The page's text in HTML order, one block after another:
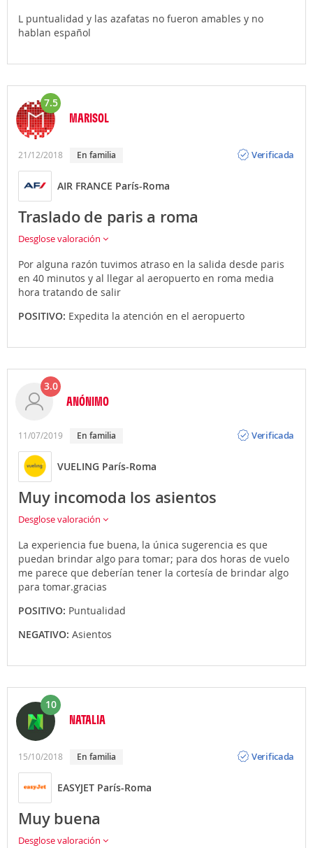
L puntualidad y las azafatas no fueron amables y no
hablan español
7.5
MARISOL
21/12/2018 En familia
Verificada
AIR FRANCE París-Roma
Traslado de paris a roma
Desglose valoración
Por alguna razón tuvimos atraso en la salida desde paris
en 40 minutos y al llegar al aeropuerto en roma media
hora tratando de salir
POSITIVO: Expedita la atención en el aeropuerto
3.0
ANÓNIMO
11/07/2019 En familia
Verificada
VUELING París-Roma
Muy incomoda los asientos
Desglose valoración
La experiencia fue buena, la única sugerencia es que
puedan brindar algo para tomar; para dos horas de vuelo
me parece que deberían tener la cortesía de brindar algo
para tomar.gracias
POSITIVO: Puntualidad
NEGATIVO: Asientos
10
NATALIA
15/10/2018 En familia
Verificada
EASYJET París-Roma
Muy buena
Desglose valoración